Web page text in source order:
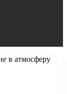
в атмосферу